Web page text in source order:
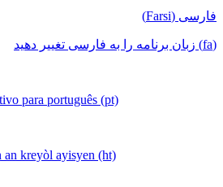
فارسی (Farsi)
(fa) زبان برنامه را به فارسی تغییر دهید
para português (pt)
an kreyòl ayisyen (ht)